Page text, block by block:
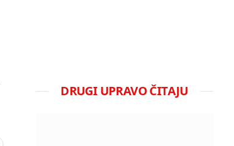
DRUGI UPRAVO ČITAJU